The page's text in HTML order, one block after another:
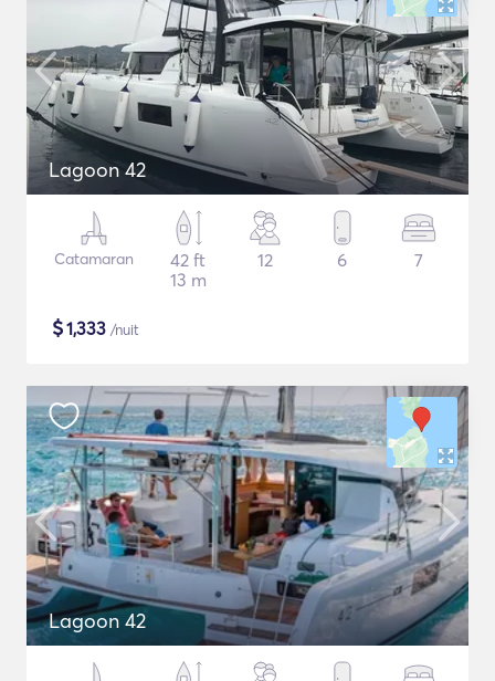
Lagoon 42
Catamaran
42 ft
13 m
12 6 7
$1,333 /nuit
Lagoon 42